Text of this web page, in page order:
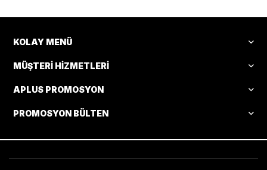
KOLAY MENÜ
MÜŞTERI HIZMETLERI
APLUS PROMOSYON
PROMOSYON BÜLTEN